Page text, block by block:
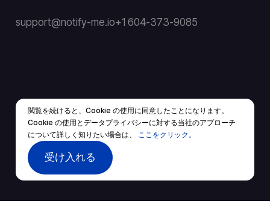
閲覧を続けると、Cookie の使用に同意したことになります。
Cookie の使用とデータプライバシーに対する当社のアプローチ
について詳しく知りたい場合は、
ここをクリック。
受け入れる
support@notify-me.io+1 604-373-9085
JP ▼
© 2026 全著作権所有。
利用規約